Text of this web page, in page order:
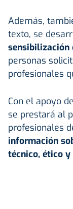
Además,
texto, se
sensibilización
personas
profesionales
Con el apoyo
se prestará al
profesionales
información
técnico, ético